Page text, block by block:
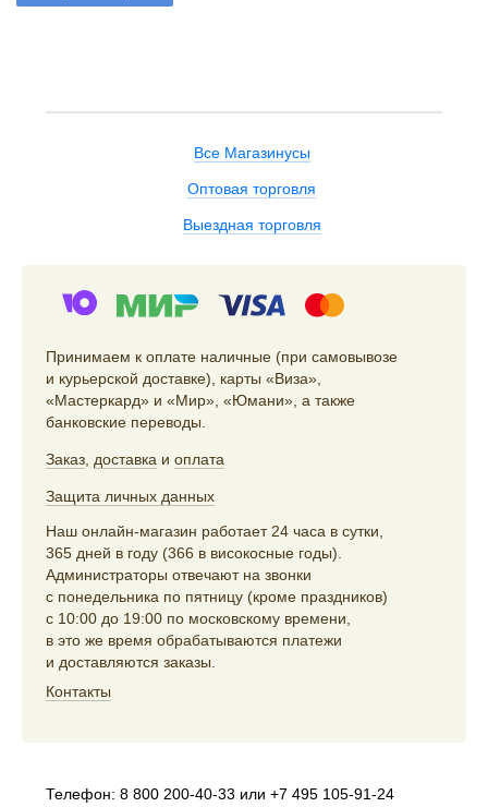
Все Магазинусы
Оптовая торговля
Выездная торговля
Принимаем к оплате наличные (при самовывозе
и курьерской доставке), карты «Виза»,
«Мастеркард» и «Мир», «Юмани», а также
банковские переводы.
Заказ доставка и оплата
Защита личных данных
Наш онлайн-магазин работает 24 часа в сутки,
365 дней в году (366 в високосные годы).
Администраторы отвечают на звонки
с понедельника по пятницу (кроме праздников)
с 10:00 до 19:00 по московскому времени,
в это же время обрабатываются платежи
и доставляются заказы.
Контакты
Телефон: 8 800 200-40-33 или +7 495 105-91-24